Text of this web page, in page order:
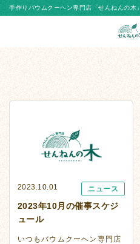
手作りバウムクーヘン専門店「せんねんの木」
2023.10.01 ニュース
2023年10月の催事スケジ
ュール
いつもバウムクーヘン専門店